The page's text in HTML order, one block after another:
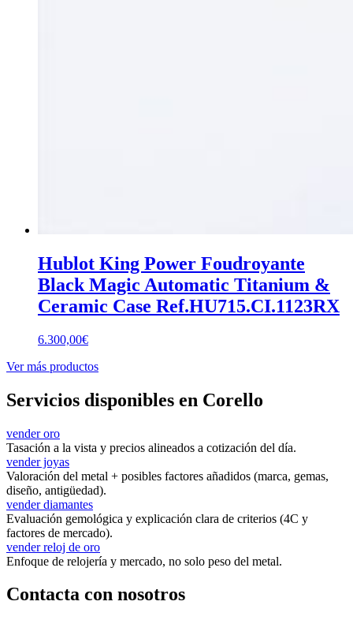
Hublot King Power Foudroyante
Black Magic Automatic Titanium &
Ceramic Case Ref.HU715.CI.1123RX
6.300,00€
Ver más productos
Servicios disponibles en Corello
vender oro
Tasación a la vista y precios alineados a cotización del día.
vender joyas
Valoración del metal + posibles factores añadidos (marca, gemas,
diseño, antigüedad).
vender diamantes
Evaluación gemológica y explicación clara de criterios (4C y
factores de mercado).
vender reloj de oro
Enfoque de relojería y mercado, no solo peso del metal.
Contacta con nosotros